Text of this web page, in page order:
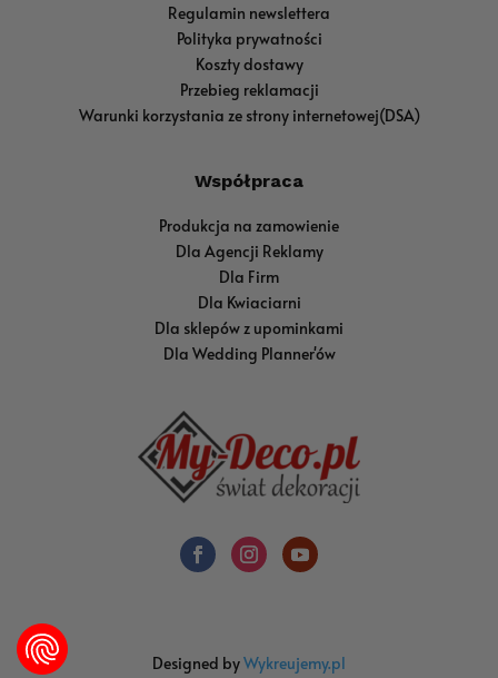
Regulamin newslettera
Polityka prywatności
Koszty dostawy
Przebieg reklamacji
Warunki korzystania ze strony internetowej(DSA)
Współpraca
Produkcja na zamowienie
Dla Agencji Reklamy
Dla Firm
Dla Kwiaciarni
Dla sklepów z upominkami
Dla Wedding Planner'ów
Designed byWykreujemy.pl